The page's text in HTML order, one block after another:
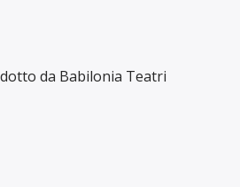
da Babilonia Teatri